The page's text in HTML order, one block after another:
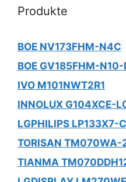
Produkte
BOE NV173FHM-N4C
BOE GV185FHM-
IVO M101NWT2R1
INNOLUX G104XCE-
LGPHILIPS LP133X7-
TORISAN TM070WA-
TIANMA